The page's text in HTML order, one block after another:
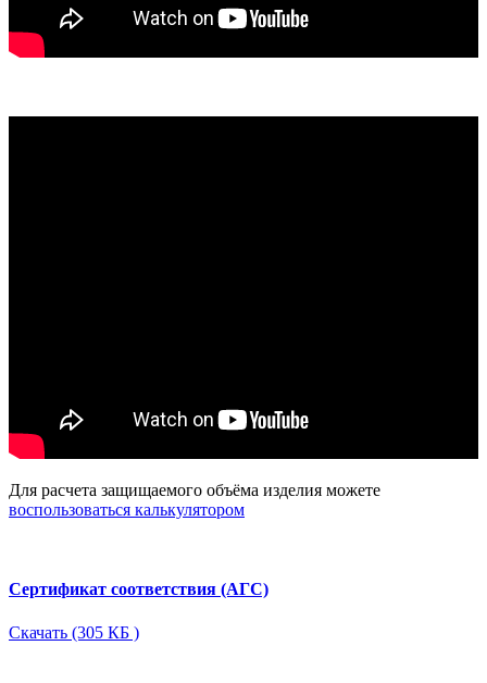
Для расчета защищаемого объёма изделия можете
воспользоваться калькулятором
Сертификат соответствия (АГС)
Скачать (305 КБ )